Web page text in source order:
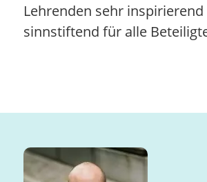
Lehrenden sehr inspirierend
sinnstiftend für alle